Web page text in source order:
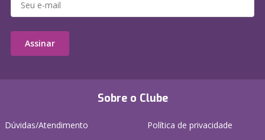
Sobre o Clube
Dúvidas/Atendimento
Política de privacidade
Assinar